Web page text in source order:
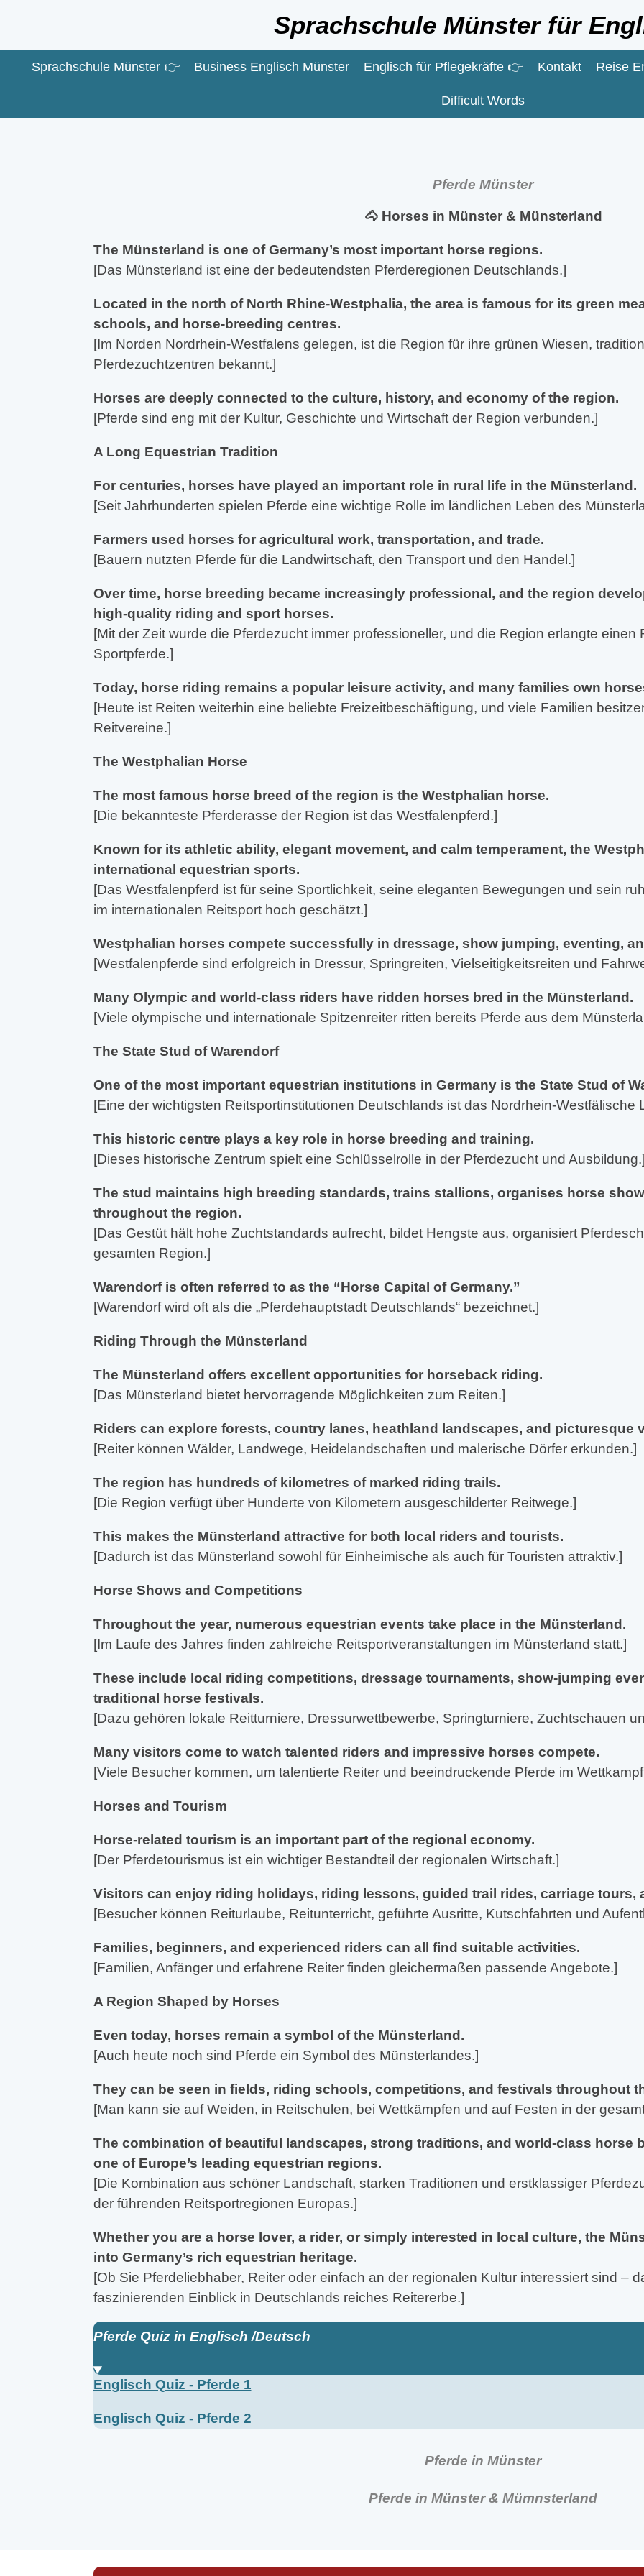
Sprachschule Münster für
Sprachschule Münster 👉 Business Englisch Münster Englisch für Pflegekräfte 👉 Kontakt Reise
Difficult Words
Pferde Münster
🐴 Horses in Münster & Münsterland
The Münsterland is one of Germany’s most important horse regions.
[Das Münsterland ist eine der bedeutendsten Pferderegionen Deutschlands.]
Located in the north of North Rhine-Westphalia, the area is famous for its green
schools, and horse-breeding centres.
[Im Norden Nordrhein-Westfalens gelegen, ist die Region für ihre grünen Wiesen,
Pferdezuchtzentren bekannt.]
Horses are deeply connected to the culture, history, and economy of the region.
[Pferde sind eng mit der Kultur, Geschichte und Wirtschaft der Region verbunden.]
A Long Equestrian Tradition
For centuries, horses have played an important role in rural life in the Münsterland.
[Seit Jahrhunderten spielen Pferde eine wichtige Rolle im ländlichen Leben des
Farmers used horses for agricultural work, transportation, and trade.
[Bauern nutzten Pferde für die Landwirtschaft, den Transport und den Handel.]
Over time, horse breeding became increasingly professional, and the region
high-quality riding and sport horses.
[Mit der Zeit wurde die Pferdezucht immer professioneller, und die Region erlangte einen
Sportpferde.]
Today, horse riding remains a popular leisure activity, and many families own
[Heute ist Reiten weiterhin eine beliebte Freizeitbeschäftigung, und viele Familien
Reitvereine.]
The Westphalian Horse
The most famous horse breed of the region is the Westphalian horse.
[Die bekannteste Pferderasse der Region ist das Westfalenpferd.]
Known for its athletic ability, elegant movement, and calm temperament, the
international equestrian sports.
[Das Westfalenpferd ist für seine Sportlichkeit, seine eleganten Bewegungen und sein
im internationalen Reitsport hoch geschätzt.]
Westphalian horses compete successfully in dressage, show jumping, eventing,
[Westfalenpferde sind erfolgreich in Dressur, Springreiten, Vielseitigkeitsreiten und
Many Olympic and world-class riders have ridden horses bred in the Münsterland.
[Viele olympische und internationale Spitzenreiter ritten bereits Pferde aus dem
The State Stud of Warendorf
One of the most important equestrian institutions in Germany is the State Stud of
[Eine der wichtigsten Reitsportinstitutionen Deutschlands ist das Nordrhein-Westfälische
This historic centre plays a key role in horse breeding and training.
[Dieses historische Zentrum spielt eine Schlüsselrolle in der Pferdezucht und Ausbildung.]
The stud maintains high breeding standards, trains stallions, organises horse
throughout the region.
[Das Gestüt hält hohe Zuchtstandards aufrecht, bildet Hengste aus, organisiert
gesamten Region.]
Warendorf is often referred to as the “Horse Capital of Germany.”
[Warendorf wird oft als die „Pferdehauptstadt Deutschlands“ bezeichnet.]
Riding Through the Münsterland
The Münsterland offers excellent opportunities for horseback riding.
[Das Münsterland bietet hervorragende Möglichkeiten zum Reiten.]
Riders can explore forests, country lanes, heathland landscapes, and picturesque
[Reiter können Wälder, Landwege, Heidelandschaften und malerische Dörfer erkunden.]
The region has hundreds of kilometres of marked riding trails.
[Die Region verfügt über Hunderte von Kilometern ausgeschilderter Reitwege.]
This makes the Münsterland attractive for both local riders and tourists.
[Dadurch ist das Münsterland sowohl für Einheimische als auch für Touristen attraktiv.]
Horse Shows and Competitions
Throughout the year, numerous equestrian events take place in the Münsterland.
[Im Laufe des Jahres finden zahlreiche Reitsportveranstaltungen im Münsterland statt.]
These include local riding competitions, dressage tournaments, show-jumping
traditional horse festivals.
[Dazu gehören lokale Reitturniere, Dressurwettbewerbe, Springturniere, Zuchtschauen
Many visitors come to watch talented riders and impressive horses compete.
[Viele Besucher kommen, um talentierte Reiter und beeindruckende Pferde im
Horses and Tourism
Horse-related tourism is an important part of the regional economy.
[Der Pferdetourismus ist ein wichtiger Bestandteil der regionalen Wirtschaft.]
Visitors can enjoy riding holidays, riding lessons, guided trail rides, carriage tours,
[Besucher können Reiturlaube, Reitunterricht, geführte Ausritte, Kutschfahrten und
Families, beginners, and experienced riders can all find suitable activities.
[Familien, Anfänger und erfahrene Reiter finden gleichermaßen passende Angebote.]
A Region Shaped by Horses
Even today, horses remain a symbol of the Münsterland.
[Auch heute noch sind Pferde ein Symbol des Münsterlandes.]
They can be seen in fields, riding schools, competitions, and festivals throughout
[Man kann sie auf Weiden, in Reitschulen, bei Wettkämpfen und auf Festen in der
The combination of beautiful landscapes, strong traditions, and world-class horse
one of Europe’s leading equestrian regions.
[Die Kombination aus schöner Landschaft, starken Traditionen und erstklassiger
der führenden Reitsportregionen Europas.]
Whether you are a horse lover, a rider, or simply interested in local culture, the
into Germany’s rich equestrian heritage.
[Ob Sie Pferdeliebhaber, Reiter oder einfach an der regionalen Kultur interessiert sind –
faszinierenden Einblick in Deutschlands reiches Reitererbe.]
Pferde Quiz in Englisch /Deutsch
Englisch Quiz - Pferde 1
Englisch Quiz - Pferde 2
Pferde in Münster
Pferde in Münster & Mümnsterland